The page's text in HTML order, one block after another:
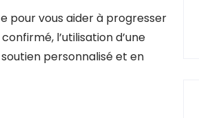
pour vous aider à progresser
l’utilisation d’une
personnalisé et en